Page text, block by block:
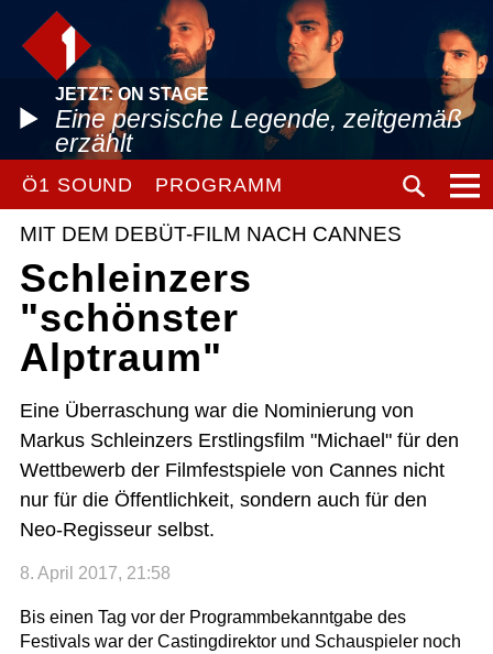
JETZT: ON STAGE
Eine persische Legende, zeitgemäß
erzählt
Ö1 SOUND PROGRAMM
MIT DEM DEBÜT-FILM NACH CANNES
Schleinzers
"schönster
Alptraum"
Eine Überraschung war die Nominierung von
Markus Schleinzers Erstlingsfilm "Michael" für den
Wettbewerb der Filmfestspiele von Cannes nicht
nur für die Öffentlichkeit, sondern auch für den
Neo-Regisseur selbst.
8. April 2017, 21:58
Bis einen Tag vor der Programmbekanntgabe des
Festivals war der Castingdirektor und Schauspieler noch